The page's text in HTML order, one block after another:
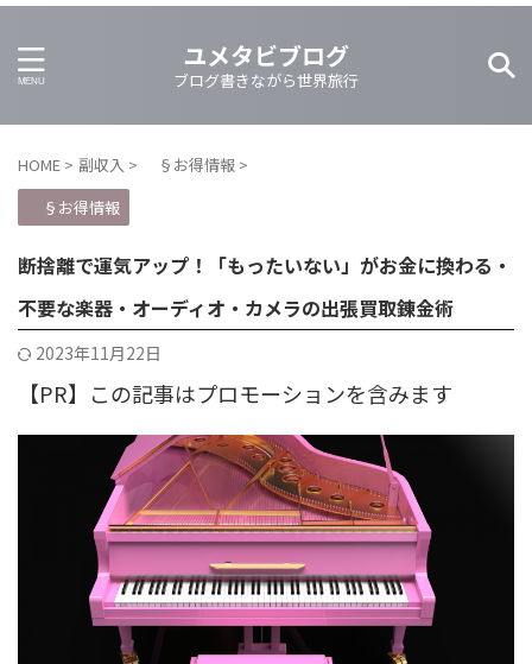
ユメタビブログ
ブログ書きながら世界旅行
HOME > 副収入 > §お得情報 >
§お得情報
断捨離で運気アップ！「もったいない」がお金に換わる・
不要な楽器・オーディオ・カメラの出張買取錬金術
2023年11月22日
【PR】この記事はプロモーションを含みます